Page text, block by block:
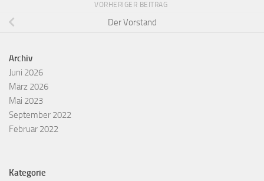
VORHERIGER BEITRAG
Der Vorstand
Archiv
Juni 2026
März 2026
Mai 2023
September 2022
Februar 2022
Kategorie